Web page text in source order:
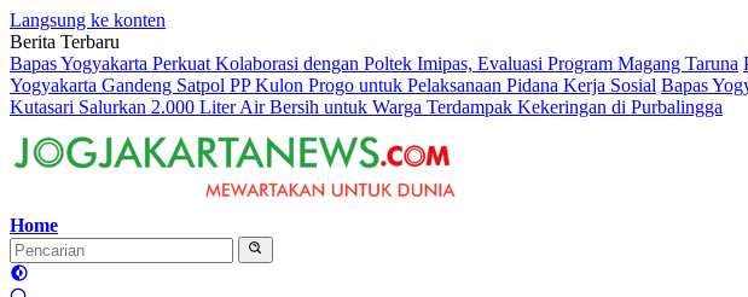
Langsung ke konten
Berita Terbaru
Bapas Yogyakarta Perkuat Kolaborasi dengan Poltek Imipas, Evaluasi Program Magang Taruna
Yogyakarta Gandeng Satpol PP Kulon Progo untuk Pelaksanaan Pidana Kerja Sosial Bapas
Kutasari Salurkan 2.000 Liter Air Bersih untuk Warga Terdampak Kekeringan di Purbalingga
Home